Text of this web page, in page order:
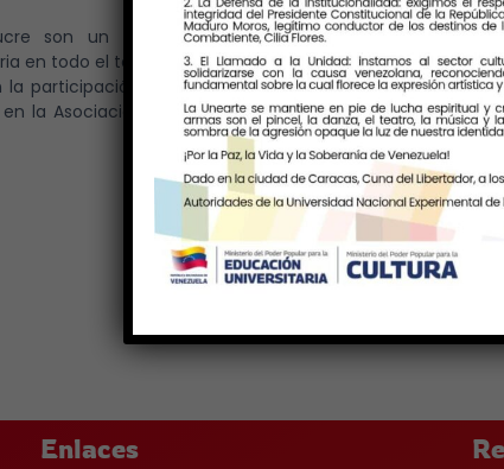
son un todo articulado para favorecer el
en todo el territorio nacional, comprometida con
participación protagónica de las comunidades.
la Asociación de Rectores Bolivarianos (ARBOL)
Enlaces